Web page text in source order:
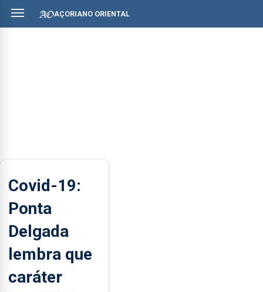
AÇORIANO ORIENTAL
Covid-19:
Ponta
Delgada
lembra que
caráter